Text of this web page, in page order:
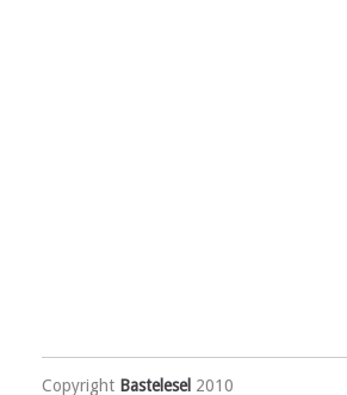
Copyright Bastelesel 2010